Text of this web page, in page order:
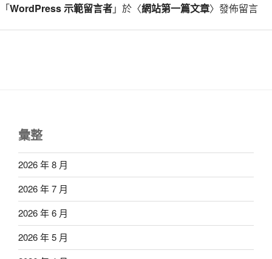
「WordPress 示範留言者」於〈網站第一篇文章〉發佈留言
彙整
2026 年 8 月
2026 年 7 月
2026 年 6 月
2026 年 5 月